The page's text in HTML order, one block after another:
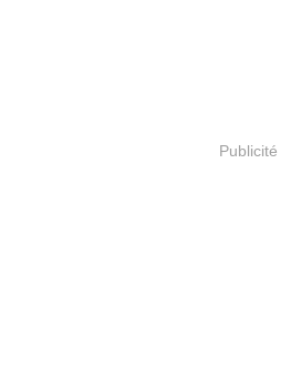
Publicité